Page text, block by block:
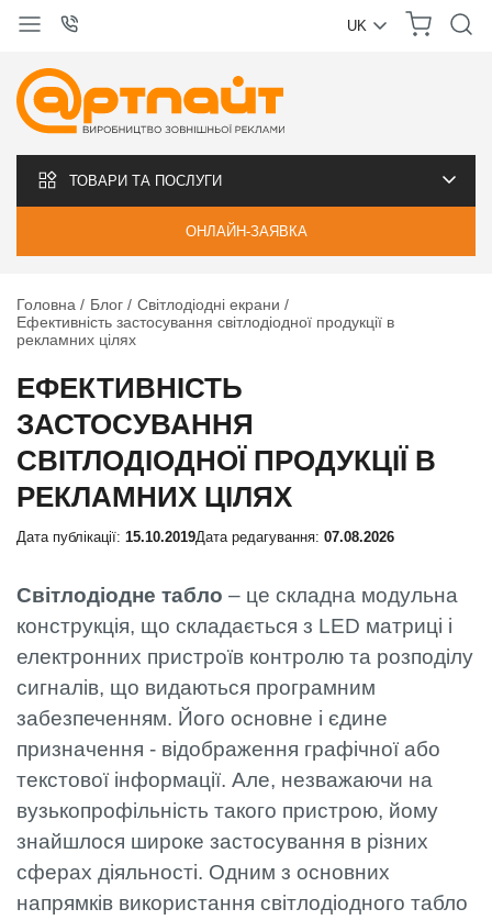
UK
ТОВАРИ ТА ПОСЛУГИ
ОНЛАЙН-ЗАЯВКА
Головна Блог
Світлодіодні екрани
Ефективність застосування світлодіодної продукції в
рекламних цілях
ЕФЕКТИВНІСТЬ
ЗАСТОСУВАННЯ
СВІТЛОДІОДНОЇ ПРОДУКЦІЇ В
РЕКЛАМНИХ ЦІЛЯХ
Дата публікації: 15.10.2019Дата редагування: 07.08.2026
Світлодіодне табло – це складна модульна
конструкція, що складається з LED матриці і
електронних пристроїв контролю та розподілу
сигналів, що видаються програмним
забезпеченням. Його основне і єдине
призначення - відображення графічної або
текстової інформації. Але, незважаючи на
вузькопрофільність такого пристрою, йому
знайшлося широке застосування в різних
сферах діяльності. Одним з основних
напрямків використання світлодіодного табло